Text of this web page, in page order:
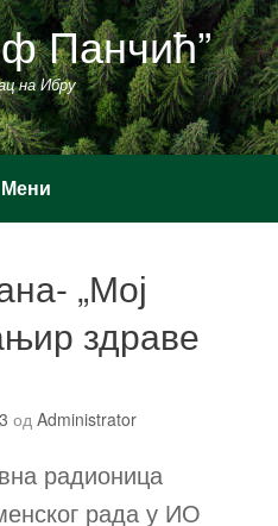
Панчић”
на Ибру
Мени
„Мој
здраве
од Administrator
радионица
рада у ИО